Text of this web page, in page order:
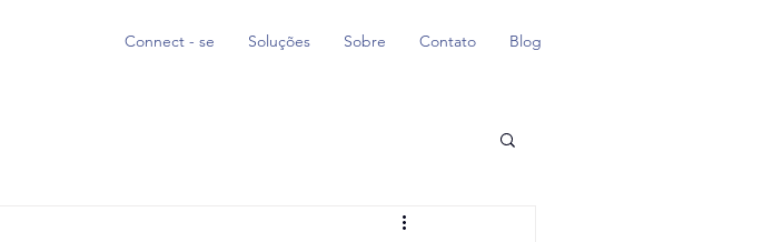
Connect - se Soluções Sobre Contato Blog